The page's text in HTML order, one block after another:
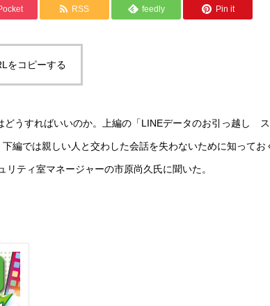
RSS feedly Pin it
をコピーする
うすればいいのか。上編の「LINEデータのお引っ越し ス
編では親しい人と交わした会話を失わないために知ってお
ティ室マネージャーの市原尚久氏に聞いた。